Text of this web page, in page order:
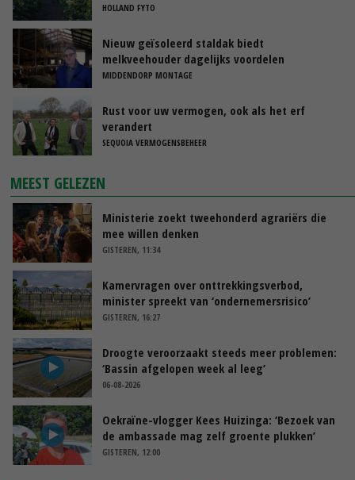
HOLLAND FYTO
Nieuw geïsoleerd staldak biedt
melkveehouder dagelijks voordelen
MIDDENDORP MONTAGE
Rust voor uw vermogen, ook als het erf
verandert
SEQUOIA VERMOGENSBEHEER
MEEST GELEZEN
Ministerie zoekt tweehonderd agrariërs die
mee willen denken
GISTEREN, 11:34
Kamervragen over onttrekkingsverbod,
minister spreekt van ‘ondernemersrisico’
GISTEREN, 16:27
Droogte veroorzaakt steeds meer problemen:
‘Bassin afgelopen week al leeg’
06-08-2026
Oekraïne-vlogger Kees Huizinga: ‘Bezoek van
de ambassade mag zelf groente plukken’
GISTEREN, 12:00